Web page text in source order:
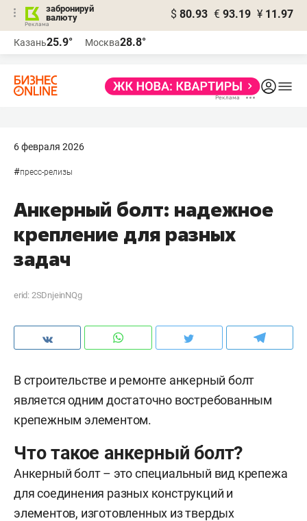
забронируй
валюту
$ 80.93 € 93.19 ¥ 11.97
Казань25.9° Москва28.8°
6 февраля 2026
#пресс-релизы
Анкерный болт: надежное
крепление для разных
задач
erid: 2SDnjeinNQg
В строительстве и ремонте анкерный болт
является одним достаточно востребованным
крепежным элементом.
Что такое анкерный болт?
Анкерный болт – это специальный вид крепежа
для соединения разных конструкций и
элементов, изготовленных из твердых